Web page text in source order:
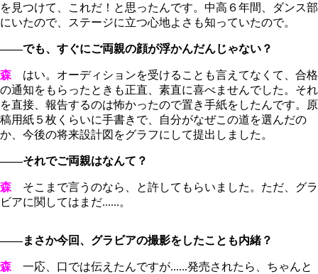
を見つけて、これだ！と思ったんです。中高６年間、ダンス部
にいたので、ステージに立つ心地よさも知っていたので。
――でも、すぐにご両親の顔が浮かんだんじゃない？
森 はい。オーディションを受けることも言えてなくて、合格
の通知をもらったときも正直、素直に喜べませんでした。それ
を直接、報告するのは怖かったので置き手紙をしたんです。原
稿用紙５枚くらいに手書きで、自分がなぜこの道を選んだの
か、今後の将来設計図をグラフにして提出しました。
――それでご両親はなんて？
森 そこまで言うのなら、と許してもらいました。ただ、グラ
ビアに関してはまだ......。
――まさか今回、グラビアの撮影をしたことも内緒？
森 一応、口では伝えたんですが......発売されたら、ちゃんと